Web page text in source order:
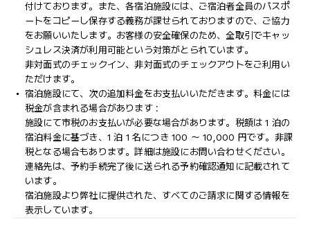
付け​ております。また、各宿泊施設には、ご宿泊者全員のパスポ
ートをコピーし保存する義務が課せられておりますの​で、ご協力
をお願いいたします。お客様の安全確保のため、全取引でキャッ
シュレス決済が利用可能という対策がとられています。
非対面式のチェックイン、非対面式のチェックアウトをご利用い
ただけます。
宿泊施設にて、次の追加料金をお支払いいただきます。料金には
税金が含まれる場合があります :
施設にて市税のお支払いが必要な場合があります。税額は 1 泊の
宿泊料金に基づき、1 泊 1 名につき 100 ～ 10,000 円です。非課
税となる場合もあります。詳細は施設にお問い合わせください。
連絡先は、予約手続完了後に送られる予約確認通知に記載されて
います。
宿泊施設より弊社に提供された、すべてのご請求に関する情報を
表示しています。